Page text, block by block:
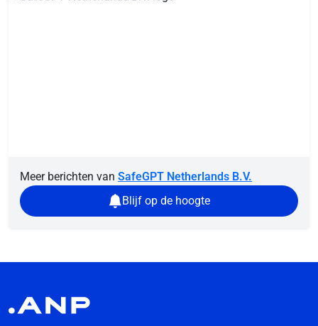
Meer berichten van SafeGPT Netherlands B.V.
Blijf op de hoogte